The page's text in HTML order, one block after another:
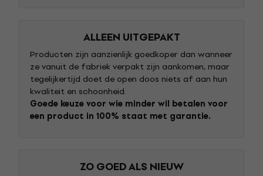
ALLEEN UITGEPAKT
Producten zijn aanzienlijk goedkoper dan wanneer
ze vanuit de fabriek verpakt zijn aankomen, maar
tegelijkertijd doet de open doos niets af aan hun
kwaliteit en schoonheid.
Goede keuze voor wie minder wil betalen voor
een product in 100% staat met garantie.
ZO GOED ALS NIEUW